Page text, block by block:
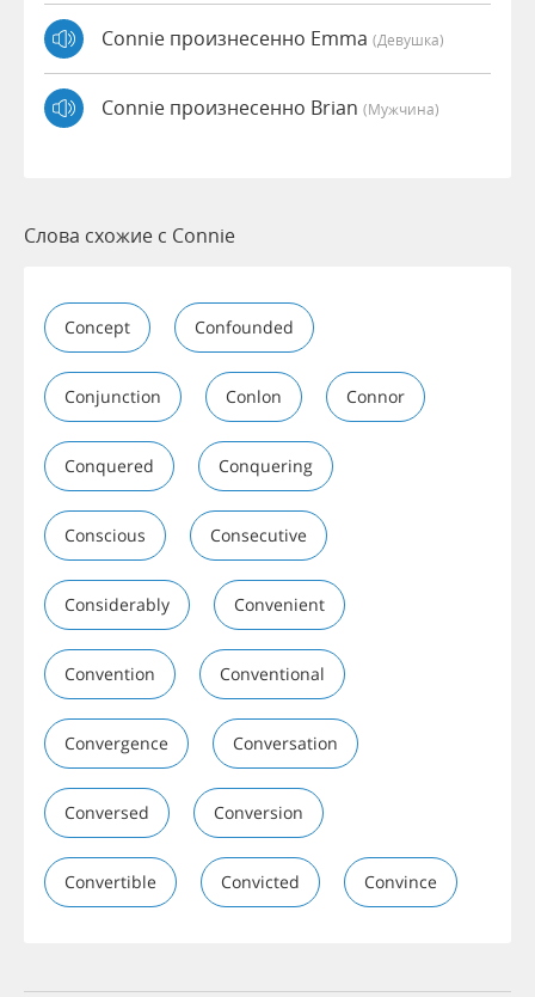
Connie произнесенно Emma (девушка)
Connie произнесенно Brian (мужчина)
Слова схожие с Connie
Concept Confounded
Conjunction Conlon Connor
Conquered Conquering
Conscious Consecutive
Considerably Convenient
Convention Conventional
Convergence Conversation
Conversed Conversion
Convertible Convicted Convince